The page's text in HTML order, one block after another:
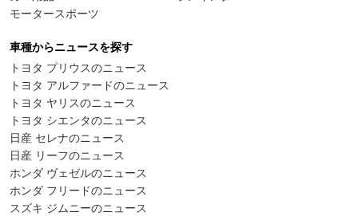
モータースポーツ
車種からニュースを探す
トヨタ プリウスのニュース
トヨタ アルファードのニュース
トヨタ ヤリスのニュース
トヨタ シエンタのニュース
日産 セレナのニュース
日産 リーフのニュース
ホンダ ヴェゼルのニュース
ホンダ フリードのニュース
スズキ ジムニーのニュース